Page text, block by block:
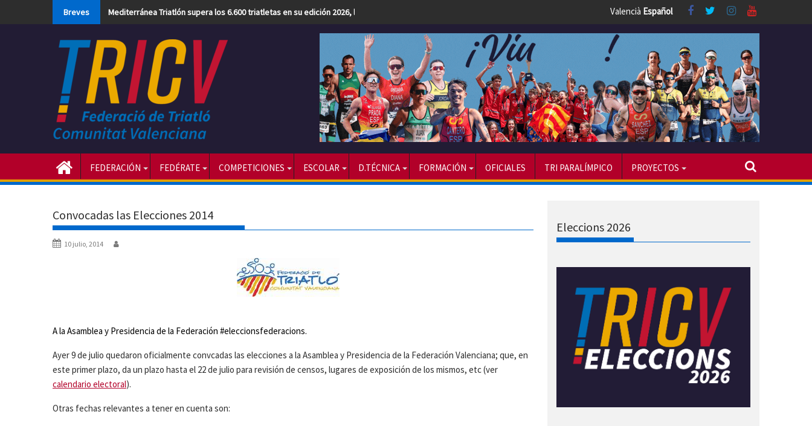
Breves Mediterránea Triatlón supera los 6.600 triatletas en su edición 2026, la más numerosa hasta la fecha Valencià Español
FEDERACIÓN FEDÉRATE COMPETICIONES ESCOLAR D.TÉCNICA FORMACIÓN OFICIALES TRI PARALÍMPICO PROYECTOS
Convocadas las Elecciones 2014
10 julio, 2014
A la Asamblea y Presidencia de la Federación #eleccionsfederacions.
Ayer 9 de julio quedaron oficialmente convcadas las elecciones a la Asamblea y Presidencia de la Federación Valenciana; que, en
este primer plazo, da un plazo hasta el 22 de julio para revisión de censos, lugares de exposición de los mismos, etc (ver
calendario electoral).
Otras fechas relevantes a tener en cuenta son:
Eleccions 2026